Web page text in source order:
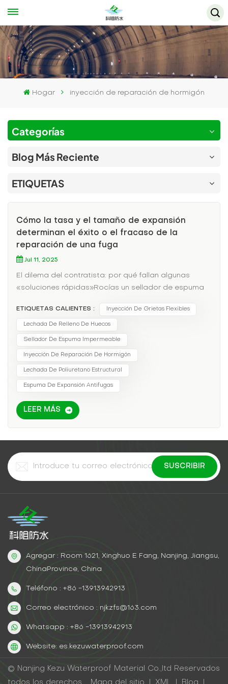
Hogar inyección de reparación de hormigón
Categorías
Blog Más Reciente
ETIQUETAS
Cómo la tasa y el tamaño de expansión
determinan el éxito o el fracaso de la
reparación de una fuga
Jul 11, 2025
El dilema del contratista: por qué fallan algunas
«soluciones rápidas»Rocías un sellador de espuma
pero no es suficiente para llenar el vacío. O peor aún,
se expande. demasiadoDeformando la pared. Ahora
tienes:💸 Clientes enojados exigente reelaboración🚧
Más daños que la fuga originalLa ciencia de la
expansión inteligenteNo todas las espumas son
iguales. Esto es lo que importa:1. Velocidad de
expansión
ETIQUETAS CALIENTES : Inyección De Grietas Flexibles
Lechada De Relleno De Huecos
Sellador De Espuma Impermeable
Inyección De Reparación De Hormigón
Lechada De Poliuretano Estructural
Espuma De Expansión Antifugas
LEER MÁS
Agregar : Room 1621, Xinghuo E Fang, Nanjing, Jiangsu,
ChinaProvince, China
Teléfono : +86 -13913942913
Correo electrónico : njkzfs@163.com
Whatsapp : +86 -13913942913
Website: es.kezuwaterproof.com
© Nanjing Kezu Waterproof Material Co.,ltd Reservados
todos los derechos .
Mapa del sitio XML Blog